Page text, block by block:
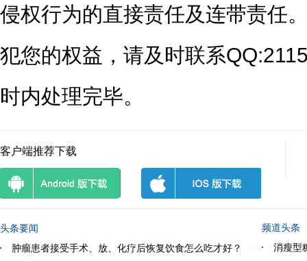
侵权行为的直接责任及连带责任
犯您的权益，请及时联系
时内处理完毕。
客户端推荐下载
头条要闻
肿瘤患者接受手术、放、化疗后恢复饮食怎么吃才好？
频道头条
消瘦型